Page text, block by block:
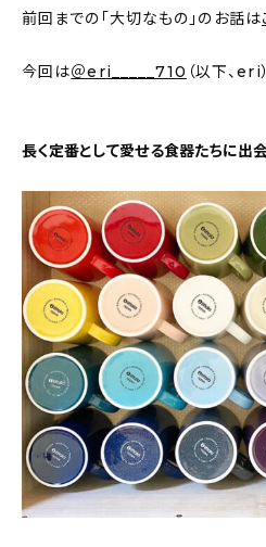
人気の記事
おすすめの記事
インテリア
日用品
キッチン
ギフト
キッズ
前回までの「大切なもの」のお話は
今回は＠eri_____710 （以下、eri
長く定番として愛せる食器たちに出